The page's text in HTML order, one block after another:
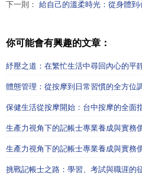
下一則： 給自己的溫柔時光：從身體到
你可能會有興趣的文章：
紓壓之道：在繁忙生活中尋回內心的平
體態管理：從按摩到日常習慣的全方位
保健生活從按摩開始：台中按摩的全面
生產力視角下的記帳士專業養成與實務
生產力視角下的記帳士專業養成與實務
挑戰記帳士之路：學習、考試與職涯的